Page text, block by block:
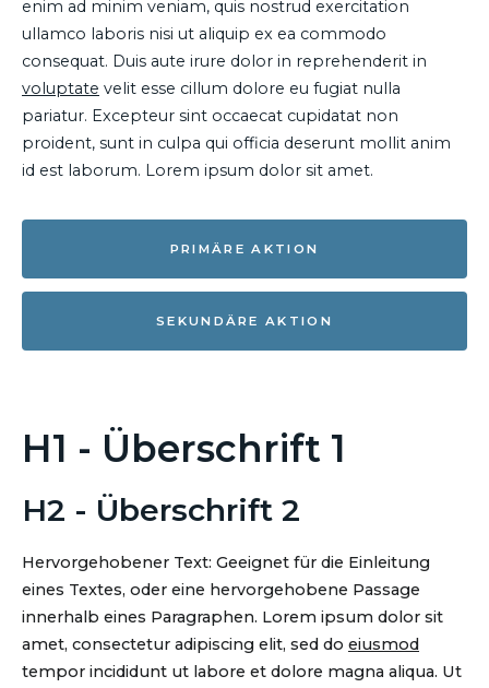
enim ad minim veniam, quis nostrud exercitation
ullamco laboris nisi ut aliquip ex ea commodo
consequat. Duis aute irure dolor in reprehenderit in
voluptate velit esse cillum dolore eu fugiat nulla
pariatur. Excepteur sint occaecat cupidatat non
proident, sunt in culpa qui officia deserunt mollit anim
id est laborum. Lorem ipsum dolor sit amet.
PRIMÄRE AKTION
SEKUNDÄRE AKTION
H1 - Überschrift 1
H2 - Überschrift 2
Hervorgehobener Text: Geeignet für die Einleitung
eines Textes, oder eine hervorgehobene Passage
innerhalb eines Paragraphen. Lorem ipsum dolor sit
amet, consectetur adipiscing elit, sed do eiusmod
tempor incididunt ut labore et dolore magna aliqua. Ut